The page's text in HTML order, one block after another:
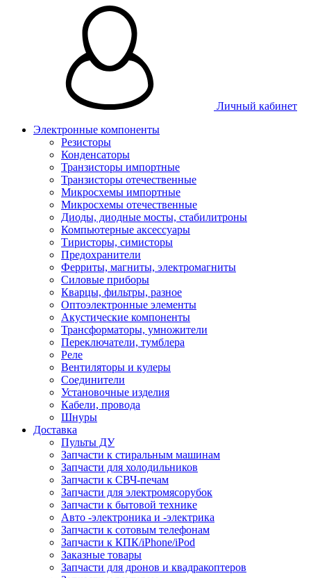
Личный кабинет
Электронные компоненты
Резисторы
Конденсаторы
Транзисторы импортные
Транзисторы отечественные
Микросхемы импортные
Микросхемы отечественные
Диоды, диодные мосты, стабилитроны
Компьютерные аксессуары
Тиристоры, симисторы
Предохранители
Ферриты, магниты, электромагниты
Силовые приборы
Кварцы, фильтры, разное
Оптоэлектронные элементы
Акустические компоненты
Трансформаторы, умножители
Переключатели, тумблера
Реле
Вентиляторы и кулеры
Соединители
Установочные изделия
Кабели, провода
Шнуры
Доставка
Пульты ДУ
Запчасти к стиральным машинам
Запчасти для холодильников
Запчасти к СВЧ-печам
Запчасти для электромясорубок
Запчасти к бытовой технике
Авто -электроника и -электрика
Запчасти к сотовым телефонам
Запчасти к КПК/iPhone/iPod
Заказные товары
Запчасти для дронов и квадракоптеров